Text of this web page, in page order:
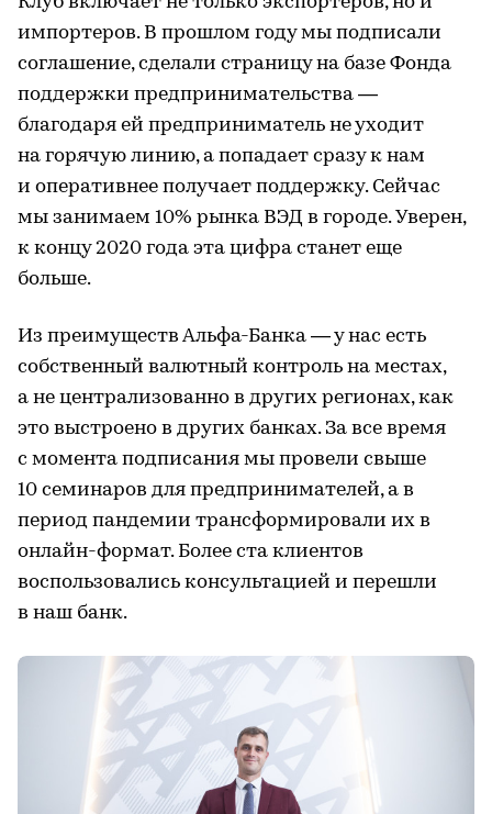
импортеров. В прошлом году мы подписали
соглашение, сделали страницу на базе Фонда
поддержки предпринимательства —
благодаря ей предприниматель не уходит
на горячую линию, а попадает сразу к нам
и оперативнее получает поддержку. Сейчас
мы занимаем 10% рынка ВЭД в городе. Уверен,
к концу 2020 года эта цифра станет еще
больше.
Из преимуществ Альфа-Банка — у нас есть
собственный валютный контроль на местах,
а не централизованно в других регионах, как
это выстроено в других банках. За все время
с момента подписания мы провели свыше
10 семинаров для предпринимателей, а в
период пандемии трансформировали их в
онлайн-формат. Более ста клиентов
воспользовались консультацией и перешли
в наш банк.